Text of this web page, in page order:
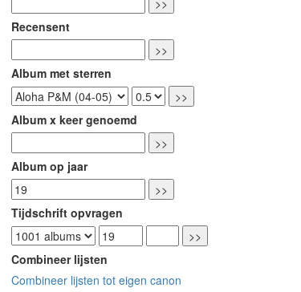
Recensent
Album met sterren
Album x keer genoemd
Album op jaar
Tijdschrift opvragen
Combineer lijsten
Combineer lijsten tot eigen canon